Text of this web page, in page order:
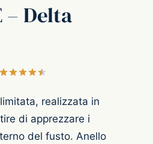
– Delta
realizzata in
di apprezzare i
del fusto. Anello